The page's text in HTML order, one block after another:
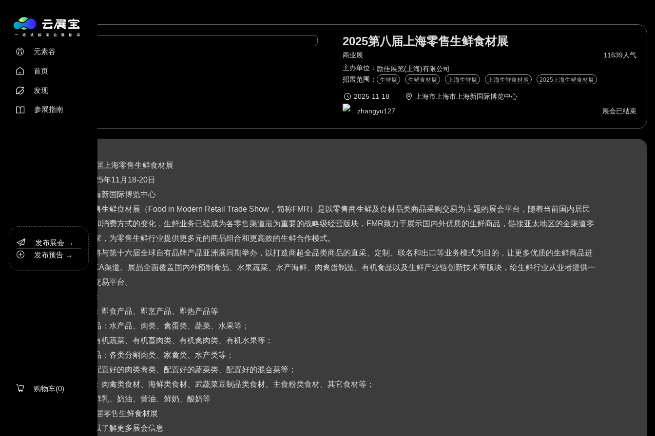
 元素谷
 首页
 发现
 参展指南
 发布展会 →
 发布预告 →
 购物车(0)
2025第八届上海零售生鲜食材展
商业展
11639人气
主办单位： 励佳展览(上海)有限公司
招展范围：
生鲜展 生鲜食材展 上海生鲜展 上海生鲜食材展 2025上海生鲜食材展
2025-11-18
上海市上海市上海新国际博览中心
zhangyu127
展会已结束
2025第八届上海零售生鲜食材展
时间：2025年11月18-20日
地点：上海新国际博览中心
第八届零售生鲜食材展（Food in Modern Retail Trade Show，简称FMR）是以零售商生鲜及食材品类商品采购交易为主题的展会平台，随着当前国内居民
消费行为和消费方式的变化，生鲜业务已经成为各零售渠道最为重要的战略级经营版块，FMR致力于展示国内外优质的生鲜商品，链接亚太地区的全渠道零
售终端买家，为零售生鲜行业提供更多元的商品组合和更高效的生鲜合作模式。
本届展会将与第十六届全球自有品牌产品亚洲展同期举办，以打造商超全品类商品的直采、定制、联名和出口等业务模式为目的，让更多优质的生鲜商品进
入零售大KA渠道。展品全面覆盖国内外预制食品、水果蔬菜、水产海鲜、肉禽蛋制品、有机食品以及生鲜产业链创新技术等版块，给生鲜行业从业者提供一
站式商品交易平台。
展品范围：
预制食品：即食产品、即烹产品、即热产品等
初级农产品：水产品、肉类、禽蛋类、蔬菜、水果等；
有机类：有机蔬菜、有机畜肉类、有机禽肉类、有机水果等；
初加工食品：各类分割肉类、家禽类、水产类等；
半成品：配置好的肉类禽类、配置好的蔬菜类、配置好的混合菜等；
火锅食材：肉禽类食材、海鲜类食材、武蔬菜豆制品类食材、主食粉类食材、其它食材等；
乳制品：鲜乳、奶油、黄油、鲜奶、酸奶等
2025第八届零售生鲜食材展
联系我们以了解更多展会信息